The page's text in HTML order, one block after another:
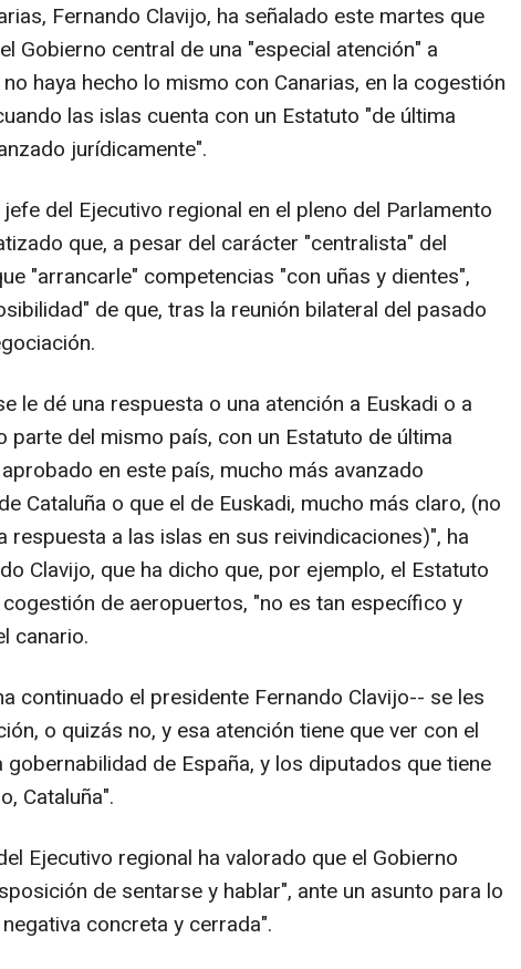
Fernando Clavijo, ha señalado este martes que
Gobierno central de una "especial atención" a
no haya hecho lo mismo con Canarias, en la cogestión
las islas cuenta con un Estatuto "de última
jurídicamente".
del Ejecutivo regional en el pleno del Parlamento
que, a pesar del carácter "centralista" del
"arrancarle" competencias "con uñas y dientes",
de que, tras la reunión bilateral del pasado
le dé una respuesta o una atención a Euskadi o a
parte del mismo país, con un Estatuto de última
en este país, mucho más avanzado
Cataluña o que el de Euskadi, mucho más claro, (no
respuesta a las islas en sus reivindicaciones)", ha
Clavijo, que ha dicho que, por ejemplo, el Estatuto
de aeropuertos, "no es tan específico y
canario.
continuado el presidente Fernando Clavijo-- se les
o quizás no, y esa atención tiene que ver con el
de España, y los diputados que tiene
Cataluña".
Ejecutivo regional ha valorado que el Gobierno
de sentarse y hablar", ante un asunto para lo
concreta y cerrada".